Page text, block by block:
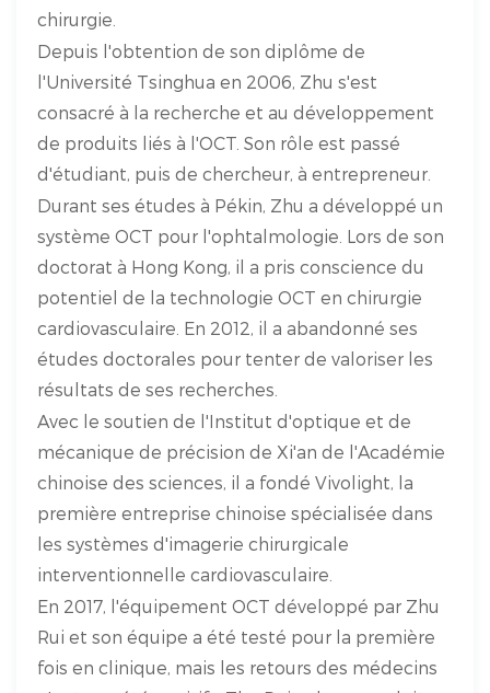
chirurgie.
Depuis l'obtention de son diplôme de
l'Université Tsinghua en 2006, Zhu s'est
consacré à la recherche et au développement
de produits liés à l'OCT. Son rôle est passé
d'étudiant, puis de chercheur, à entrepreneur.
Durant ses études à Pékin, Zhu a développé un
système OCT pour l'ophtalmologie. Lors de son
doctorat à Hong Kong, il a pris conscience du
potentiel de la technologie OCT en chirurgie
cardiovasculaire. En 2012, il a abandonné ses
études doctorales pour tenter de valoriser les
résultats de ses recherches.
Avec le soutien de l'Institut d'optique et de
mécanique de précision de Xi'an de l'Académie
chinoise des sciences, il a fondé Vivolight, la
première entreprise chinoise spécialisée dans
les systèmes d'imagerie chirurgicale
interventionnelle cardiovasculaire.
En 2017, l'équipement OCT développé par Zhu
Rui et son équipe a été testé pour la première
fois en clinique, mais les retours des médecins